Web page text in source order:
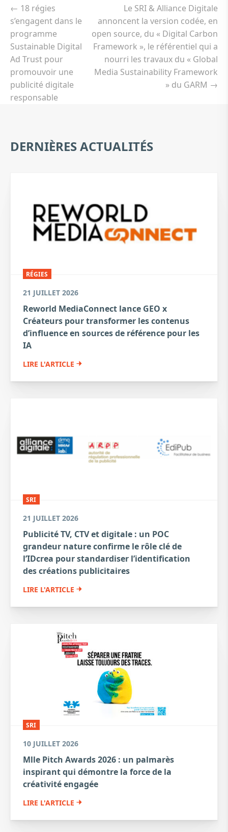
de
l’article
← 18 régies
s’engagent dans le
programme
Sustainable Digital
Ad Trust pour
promouvoir une
publicité digitale
responsable
Le SRI & Alliance Digitale
annoncent la version codée, en
open source, du « Digital Carbon
Framework », le référentiel qui a
nourri les travaux du « Global
Media Sustainability Framework
» du GARM →
DERNIÈRES ACTUALITÉS
RÉGIES
21 JUILLET 2026
Reworld MediaConnect lance GEO x
Créateurs pour transformer les contenus
d’influence en sources de référence pour les
IA
LIRE L'ARTICLE
SRI
21 JUILLET 2026
Publicité TV, CTV et digitale : un POC
grandeur nature confirme le rôle clé de
l’IDcrea pour standardiser l’identification
des créations publicitaires
LIRE L'ARTICLE
SRI
10 JUILLET 2026
Mlle Pitch Awards 2026 : un palmarès
inspirant qui démontre la force de la
créativité engagée
LIRE L'ARTICLE